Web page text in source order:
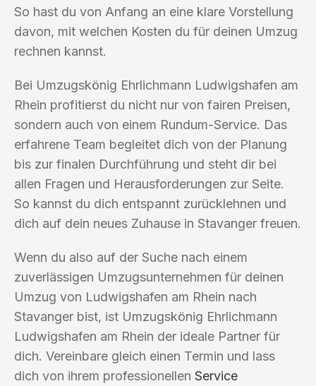
So hast du von Anfang an eine klare Vorstellung
davon, mit welchen Kosten du für deinen Umzug
rechnen kannst.
Bei Umzugskönig Ehrlichmann Ludwigshafen am
Rhein profitierst du nicht nur von fairen Preisen,
sondern auch von einem Rundum-Service. Das
erfahrene Team begleitet dich von der Planung
bis zur finalen Durchführung und steht dir bei
allen Fragen und Herausforderungen zur Seite.
So kannst du dich entspannt zurücklehnen und
dich auf dein neues Zuhause in Stavanger freuen.
Wenn du also auf der Suche nach einem
zuverlässigen Umzugsunternehmen für deinen
Umzug von Ludwigshafen am Rhein nach
Stavanger bist, ist Umzugskönig Ehrlichmann
Ludwigshafen am Rhein der ideale Partner für
dich. Vereinbare gleich einen Termin und lass
dich von ihrem professionellen Service